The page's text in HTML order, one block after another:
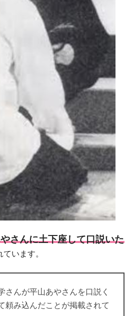
さんに土下座して口説いた
います。
さんが平山あやさんを口説く
頼み込んだことが掲載されて